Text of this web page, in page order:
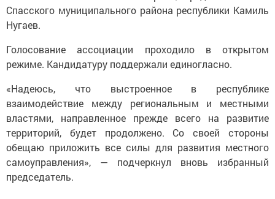
Спасского муниципального района республики Камиль
Нугаев.
Голосование ассоциации проходило в открытом
режиме. Кандидатуру поддержали единогласно.
«Надеюсь, что выстроенное в республике
взаимодействие между региональным и местными
властями, направленное прежде всего на развитие
территорий, будет продолжено. Со своей стороны
обещаю приложить все силы для развития местного
самоуправления», — подчеркнул вновь избранный
председатель.